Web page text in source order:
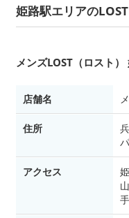
姫路駅エリアの
メンズLOST（ロスト）
店舗名
住所
アクセス